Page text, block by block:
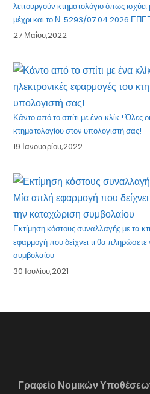
λειτουργούν κτηματολόγιο όπως ισχύει
μέχρι και το Ν. 5293/07.04.2026
27 Μαΐου,2022
Κάντο από το σπίτι με ένα κλίκ ! Όλες
κτηματολογίου στον υπολογιστή σας!
19 Ιανουαρίου,2022
Εκτίμηση κόστους συναλλαγής με τα
εφαρμογή που δείχνει τι θα
συμβολαίου
30 Ιουλίου,2021
Γραφείο Νομικών